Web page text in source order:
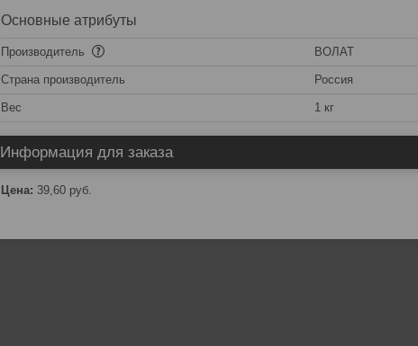
Основные атрибуты
Производитель ВОЛАТ
Страна производитель Россия
Вес 1 кг
Информация для заказа
Цена: 39,60 руб.